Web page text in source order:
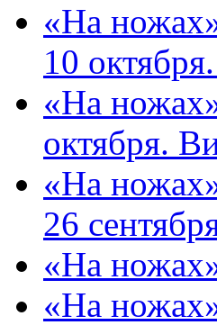
«На
10
«На
октября.
«На
26
«На
«На